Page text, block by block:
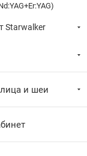
Starwalker
и шеи